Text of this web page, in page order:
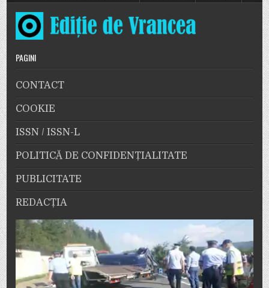
PAGINI
CONTACT
COOKIE
ISSN / ISSN-L
POLITICĂ DE CONFIDENȚIALITATE
PUBLICITATE
REDACȚIA